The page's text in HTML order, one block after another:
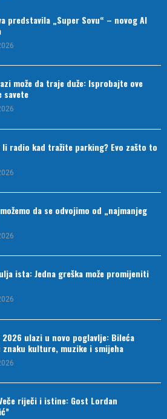
predstavila „Super Sovu“ – novog AI
može da traje duže: Isprobajte ove
savete
li radio kad tražite parking? Evo zašto to
da se odvojimo od „najmanjeg
ista: Jedna greška može promijeniti
2026 ulazi u novo poglavlje: Bileća
znaku kulture, muzike i smijeha
riječi i istine: Gost Lordan